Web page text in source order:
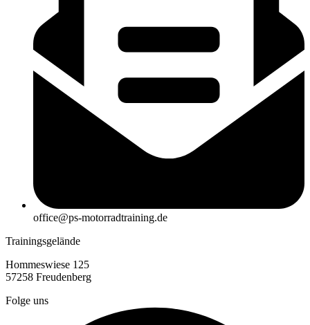
office@ps-motorradtraining.de
Trainingsgelände
Hommeswiese 125
57258 Freudenberg
Folge uns